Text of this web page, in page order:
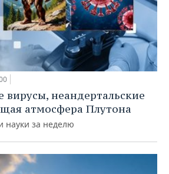
неандертальские
атмосфера Плутона
науки за неделю